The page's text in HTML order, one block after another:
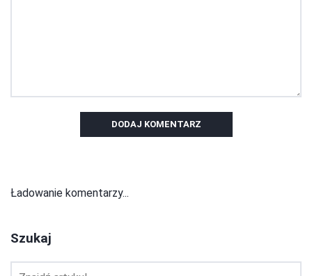
DODAJ KOMENTARZ
Ładowanie komentarzy...
Szukaj